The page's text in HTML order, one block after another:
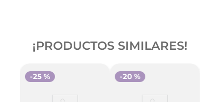
¡PRODUCTOS SIMILARES!
-25 % -20 %